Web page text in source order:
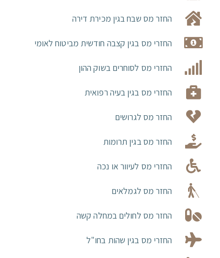
החזר מס שבח בגין מכירת דירה
החזרי מס בגין קצבה חודשית מביטוח לאומי
החזרי מס לסוחרים בשוק ההון
החזרי מס בגין בעיה רפואית
החזר מס לגרושים
החזר מס בגין תרומות
החזרי מס לעיוור או נכה
החזר מס לגמלאים
החזר מס לחולים במחלה קשה
החזרי מס בגין שהות בחו"ל